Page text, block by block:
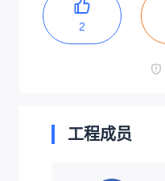
2
工程成员